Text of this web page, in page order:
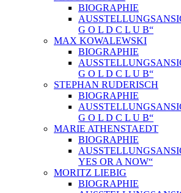
BIOGRAPHIE
G O L D C L U B“
MAX KOWALEWSKI
BIOGRAPHIE
G O L D C L U B“
STEPHAN RUDERISCH
BIOGRAPHIE
G O L D C L U B“
MARIE ATHENSTAEDT
BIOGRAPHIE
YES OR A NOW“
MORITZ LIEBIG
BIOGRAPHIE